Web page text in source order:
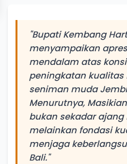
"Bupati Kembang
menyampaikan
mendalam atas
peningkatan kualitas
seniman muda
Menurutnya,
bukan sekadar ajang
melainkan fondasi
menjaga
Bali."